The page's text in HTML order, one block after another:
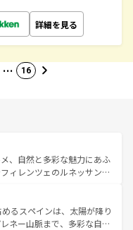
詳細を見る
… 16
、自然と多彩な魅力にあふ
ィレンツェのルネッサンス
風景やアマルフィ海岸の絶
。観光の合間には、本場の
リア料理を堪能することも
るスペインは、太陽が降り
ネー山脈まで、多彩な自然